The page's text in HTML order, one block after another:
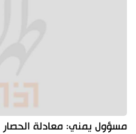
مسؤول يمني: معادلة